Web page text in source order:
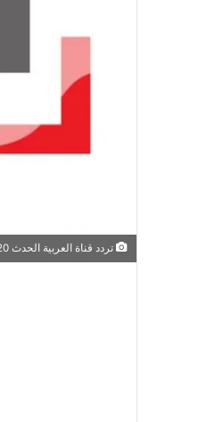
تردد قناة العربية الحدث 2020 عرب سات